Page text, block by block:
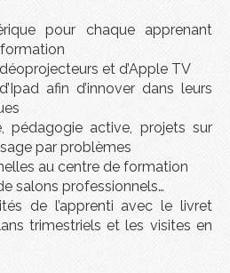
pour chaque apprenant
et d’Apple TV
afin d’innover dans leurs
pédagogie active, projets sur
par problèmes
au centre de formation
salons professionnels…
de l’apprenti avec le livret
trimestriels et les visites en